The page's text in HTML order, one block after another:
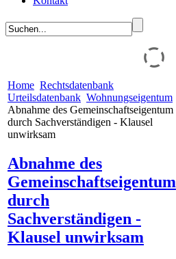
Home Rechtsdatenbank
Urteilsdatenbank Wohnungseigentum
Abnahme des Gemeinschaftseigentum
durch Sachverständigen - Klausel
unwirksam
Abnahme des
Gemeinschaftseigentum
durch
Sachverständigen -
Klausel unwirksam